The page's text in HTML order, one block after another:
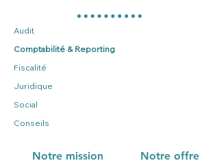
Audit
Comptabilité & Reporting
Fiscalité
Juridique
Social
Conseils
Notre mission Notre offre